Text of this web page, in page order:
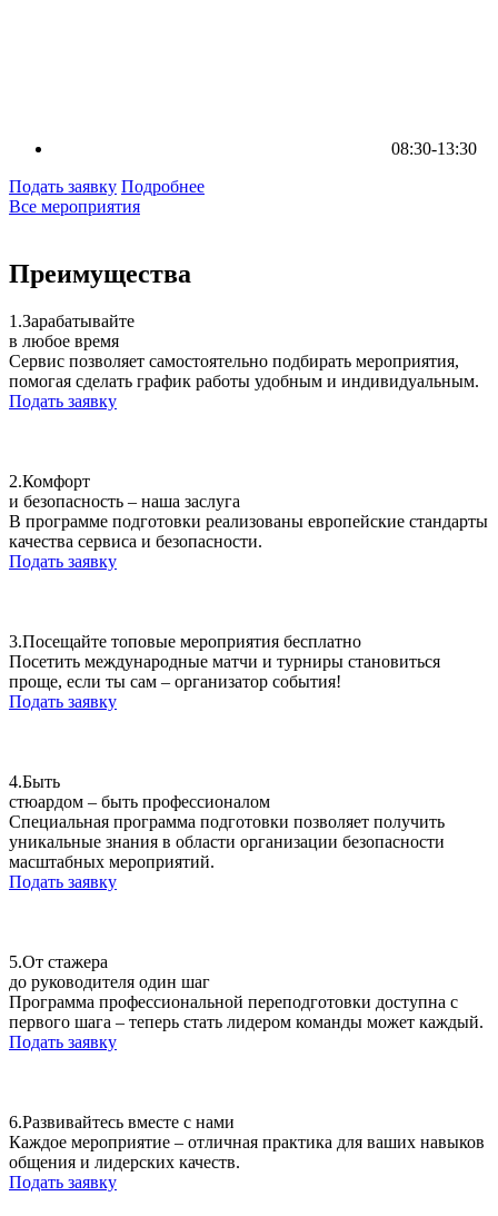
08:30-13:30
Подать заявку Подробнее
Все мероприятия
Преимущества
1.Зарабатывайте
в любое время
Сервис позволяет самостоятельно подбирать мероприятия,
помогая сделать график работы удобным и индивидуальным.
Подать заявку
2.Комфорт
и безопасность – наша заслуга
В программе подготовки реализованы европейские стандарты
качества сервиса и безопасности.
Подать заявку
3.Посещайте топовые мероприятия бесплатно
Посетить международные матчи и турниры становиться
проще, если ты сам – организатор события!
Подать заявку
4.Быть
стюардом – быть профессионалом
Специальная программа подготовки позволяет получить
уникальные знания в области организации безопасности
масштабных мероприятий.
Подать заявку
5.От стажера
до руководителя один шаг
Программа профессиональной переподготовки доступна с
первого шага – теперь стать лидером команды может каждый.
Подать заявку
6.Развивайтесь вместе с нами
Каждое мероприятие – отличная практика для ваших навыков
общения и лидерских качеств.
Подать заявку